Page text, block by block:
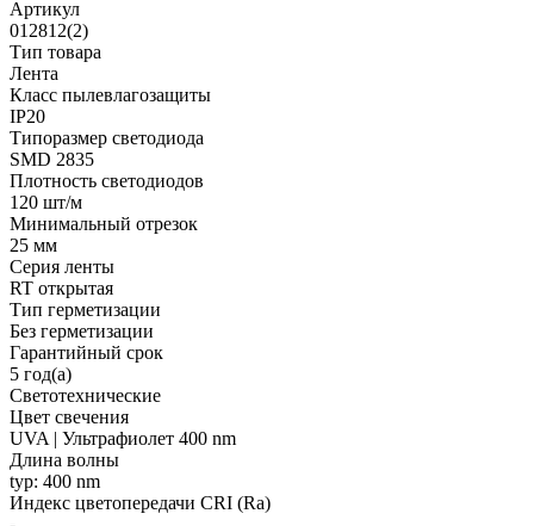
Артикул
012812(2)
Тип товара
Лента
Класс пылевлагозащиты
IP20
Типоразмер светодиода
SMD 2835
Плотность светодиодов
120 шт/м
Минимальный отрезок
25 мм
Серия ленты
RT открытая
Тип герметизации
Без герметизации
Гарантийный срок
5 год(а)
Светотехнические
Цвет свечения
UVA | Ультрафиолет 400 nm
Длина волны
typ: 400 nm
Индекс цветопередачи CRI (Ra)